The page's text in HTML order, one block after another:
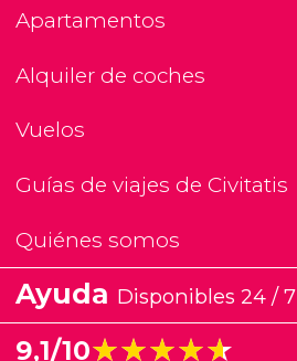
Apartamentos
Alquiler de coches
Vuelos
Guías de viajes de Civitatis
Quiénes somos
Ayuda Disponibles 24 / 7
9,1/10★★★★★
★★★★★